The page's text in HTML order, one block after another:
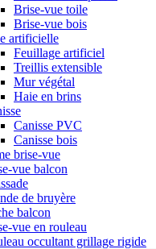
Brise-vue toile
Brise-vue bois
artificielle
Feuillage artificiel
Treillis extensible
Mur végétal
Haie en brins
Canisse PVC
Canisse bois
brise-vue
vue balcon
de bruyère
balcon
vue en rouleau
occultant grillage rigide